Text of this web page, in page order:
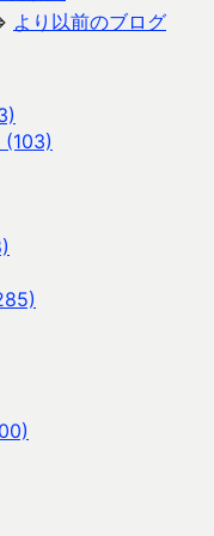
より以前のブログ
(103)